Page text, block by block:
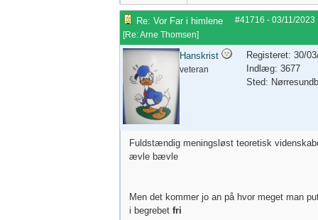
#41716 - 03/11/2023
Re: Vor Far i himlene
[Re: Arne Thomsen]
Hanskrist
veteran
Registeret: 30/
Indlæg: 3677
Sted:
Fuldstændig meningsløst teoretisk
ævle bævle
Men det kommer jo an på hvor meget man
i begrebet fri